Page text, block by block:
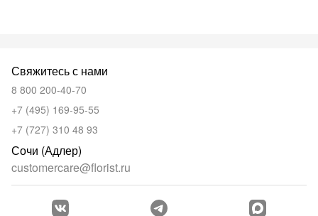
Свяжитесь с нами
8 800 200-40-70
+7 (495) 169-95-55
+7 (727) 310 48 93
Сочи (Адлер)
customercare@florist.ru